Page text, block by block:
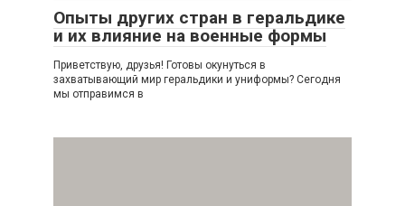
Опыты других стран в геральдике
и их влияние на военные формы
Приветствую, друзья! Готовы окунуться в
захватывающий мир геральдики и униформы? Сегодня
мы отправимся в